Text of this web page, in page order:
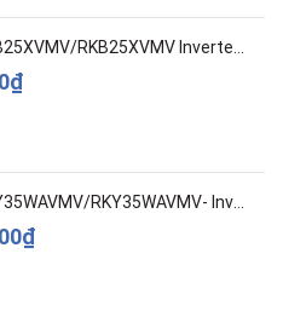
Daikin FTKB25XVMV/RKB25XVMV Inverter 1 HP
Daikin FTKY35WAVMV/RKY35WAVMV- Inverter –Cao c...